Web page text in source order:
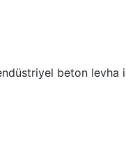
beton levha